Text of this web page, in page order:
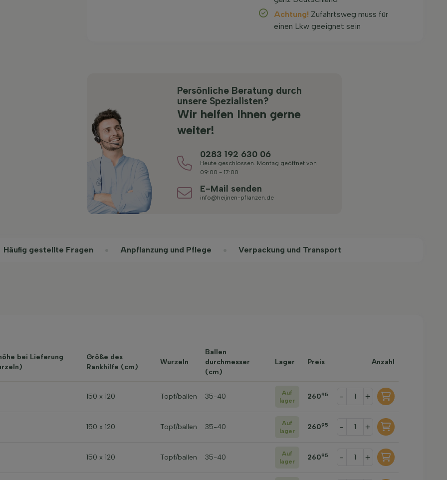
Achtung! Zufahrtsweg muss für
einen Lkw geeignet sein
Persönliche Beratung durch
unsere Spezialisten?
Wir helfen Ihnen gerne
weiter!
0283 192 630 06
Heute geschlossen. Montag geöffnet von
09:00 - 17:00
E-Mail senden
info@heijnen-pflanzen.de
Häufig gestellte Fragen Anpflanzung und Pflege Verpackung und Transport
bei Lieferung
Größe des
Rankhilfe (cm)
Wurzeln
Ballen
durchmesser
(cm)
Lager Preis Anzahl
150 x 120 Topf/ballen 35-40
Auf
lager
26095 - +
150 x 120 Topf/ballen 35-40
Auf
lager
26095 - +
150 x 120 Topf/ballen 35-40
Auf
lager
26095 - +